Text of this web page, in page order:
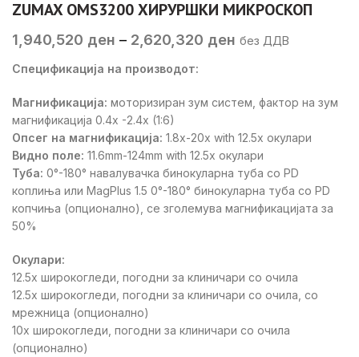
ZUMAX OMS3200 ХИРУРШКИ МИКРОСКОП
1,940,520 ден – 2,620,320 ден Price
2,620,320 ден
без ДДВ
Спецификација на производот:
Магнификација: моторизиран зум систем, фактор на зум
магнификација 0.4x -2.4x (1:6)
Опсег на магнификација: 1.8x-20x with 12.5x окулари
Видно поле: 11.6mm-124mm with 12.5x окулари
Туба: 0°-180° навалувачка бинокуларна туба со PD
коплиња или MagPlus 1.5 0°-180° бинокуларна туба со PD
копчиња (опционално), се зголемува магнификацијата за
50%
Окулари:
12.5x широкогледи, погодни за клиничари со очила
12.5x широкогледи, погодни за клиничари со очила, со
мрежница (опционално)
10х широкогледи, погодни за клиничари со очила
(опционално)